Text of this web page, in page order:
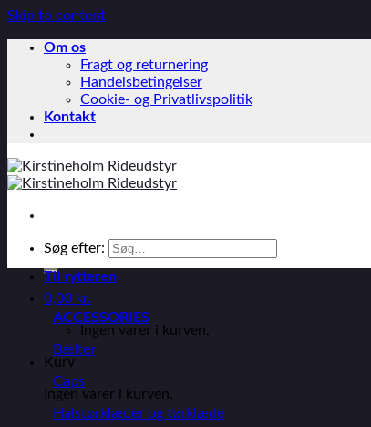
Skip to content
Om os
Fragt og returnering
Handelsbetingelser
Cookie- og Privatlivspolitik
Kontakt
Søg efter:
0,00 kr.
Ingen varer i kurven.
Kurv
Ingen varer i kurven.
Til rytteren
ACCESSORIES
Bælter
Caps
Halstørklæder og tørklæde